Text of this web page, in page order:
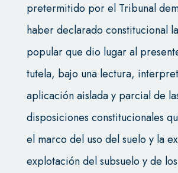
pretermitido por el Tribunal
haber declarado constitucional
popular que dio lugar al
tutela, bajo una lectura,
aplicación aislada y parcial de
disposiciones constitucionales
el marco del uso del suelo y la
explotación del subsuelo y de